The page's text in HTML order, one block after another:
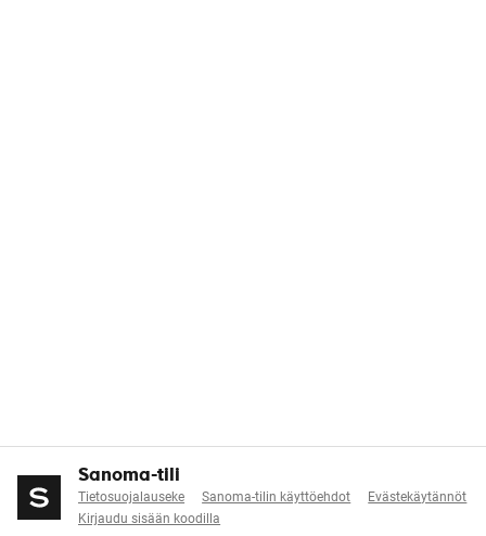
Sanoma-tili
Tietosuojalauseke Sanoma-tilin käyttöehdot
Evästekäytännöt
Kirjaudu sisään koodilla